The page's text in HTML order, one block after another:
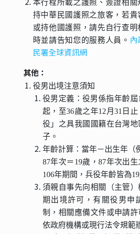
本行程所載之護照、簽證相關
持中華民國護照之旅客，若貴
或持他國護照，請先自行查明
時並請告知您的服務人員。
民署全球資訊網
其他：
役男出境注意須知
役男定義：役男係指年齡屆
起，至36歲之年12月31日
役」之具我國國籍在台灣
子。
年齡計算：當年－出生年（
87年次＝19歲，87年次出
106年期間，兵役年齡皆為19
須親自事先向相關（主管
期出境許可，有關役男申
制，相關應備文件或申請
依政府機構或現行法令規範